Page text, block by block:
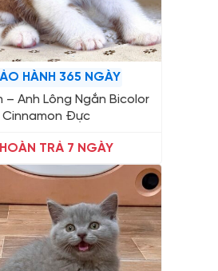
HÀNH 365 NGÀY
– Anh Lông Ngắn Bicolor
Cinnamon Đực
HOÀN TRẢ 7 NGÀY